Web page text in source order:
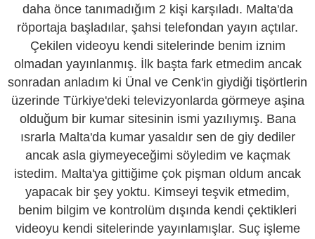
daha önce tanımadığım 2 kişi karşıladı. Malta'da
röportaja başladılar, şahsi telefondan yayın açtılar.
Çekilen videoyu kendi sitelerinde benim iznim
olmadan yayınlanmış. İlk başta fark etmedim ancak
sonradan anladım ki Ünal ve Cenk'in giydiği tişörtlerin
üzerinde Türkiye'deki televizyonlarda görmeye aşina
olduğum bir kumar sitesinin ismi yazılıymış. Bana
ısrarla Malta'da kumar yasaldır sen de giy dediler
ancak asla giymeyeceğimi söyledim ve kaçmak
istedim. Malta'ya gittiğime çok pişman oldum ancak
yapacak bir şey yoktu. Kimseyi teşvik etmedim,
benim bilgim ve kontrolüm dışında kendi çektikleri
videoyu kendi sitelerinde yayınlamışlar. Suç işleme